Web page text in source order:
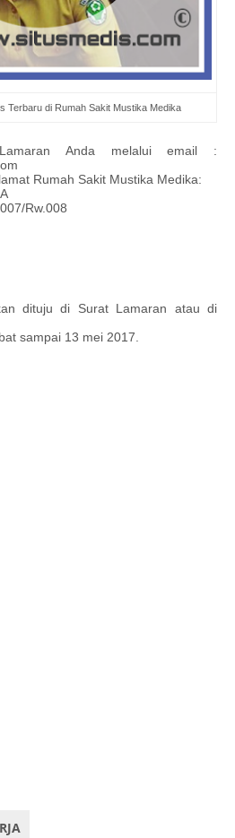
Terbaru di Rumah Sakit Mustika Medika
Anda melalui email :
Rumah Sakit Mustika Medika:
Rw.008
dituju di Surat Lamaran atau di
sampai 13 mei 2017.